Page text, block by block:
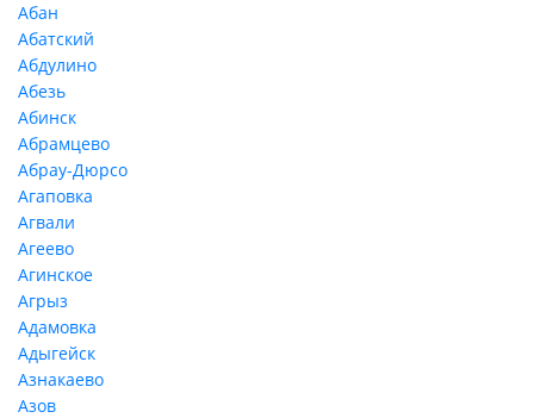
Абан
Абатский
Абдулино
Абезь
Абинск
Абрамцево
Абрау-Дюрсо
Агаповка
Агвали
Агеево
Агинское
Агрыз
Адамовка
Адыгейск
Азнакаево
Азов